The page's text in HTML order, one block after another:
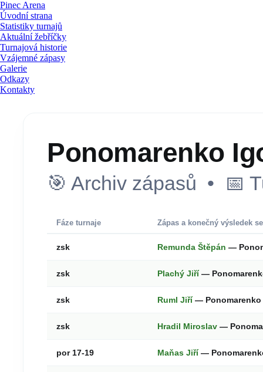
Pinec Arena
Úvodní strana
Statistiky turnajů
Aktuální žebříčky
Turnajová historie
Vzájemné zápasy
Galerie
Odkazy
Kontakty
Ponomarenko
🎯 Archiv zápasů • 📅
Fáze turnaje Zápas a konečný výsledek
zsk Remunda Štěpán —
zsk Plachý Jiří—
zsk Ruml Jiří—
zsk Hradil Miroslav —
por 17-19 Maňas Jiří—